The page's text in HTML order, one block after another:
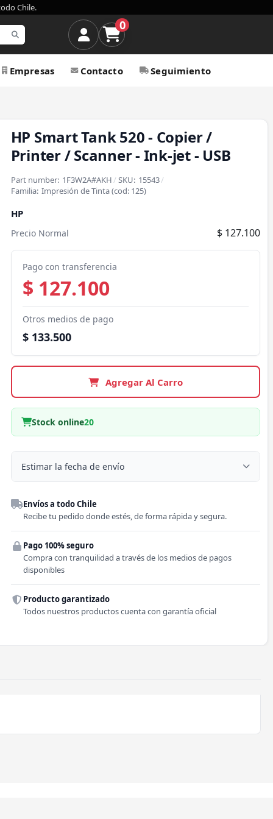
Chile.
0
Empresas Contacto Seguimiento
HP Smart Tank 520 - Copier /
Printer / Scanner - Ink-jet - USB
Part number: 1F3W2A#AKH/SKU: 15543/
Familia: Impresión de Tinta(cod: 125)
HP
Precio Normal $ 127.100
Pago con transferencia
$ 127.100
Otros medios de pago
$ 133.500
Agregar Al Carro
Stock online20
Estimar la fecha de envío
Región
Comuna
Envíos a todo Chile
Recibe tu pedido donde estés, de forma rápida y segura.
Pago 100% seguro
Compra con tranquilidad a través de los medios de pagos
disponibles
Producto garantizado
Todos nuestros productos cuenta con garantía oficial